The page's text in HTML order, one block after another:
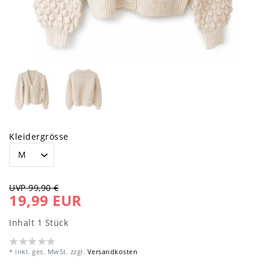
Kleidergrösse
UVP 99,90 €
19,99 EUR
Inhalt 1 Stück
* inkl. ges. MwSt. zzgl. Versandkosten